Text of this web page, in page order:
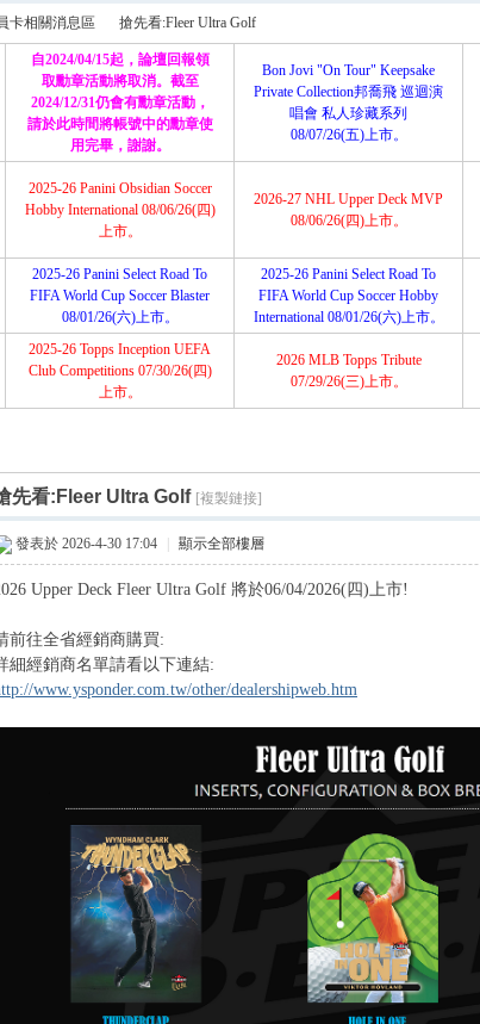
索
卡相關消息區
›
搶先看:Fleer Ultra Golf
自2024/04/15起，論壇回報領
取勳章活動將取消。截至
2024/12/31仍會有勳章活動，
請於此時間將帳號中的勳章使
用完畢，謝謝。
Bon Jovi "On Tour" Keepsake
Private Collection邦喬飛 巡迴演
唱會 私人珍藏系列
08/07/26(五)上市。
2025-26 Panini Obsidian Soccer
Hobby International 08/06/26(四)
上市。
2026-27 NHL Upper Deck MVP
08/06/26(四)上市。
2025-26 Panini Select Road To
FIFA World Cup Soccer Blaster
08/01/26(六)上市。
2025-26 Panini Select Road To
FIFA World Cup Soccer Hobby
International 08/01/26(六)上市。
2025-26 Topps Inception UEFA
Club Competitions 07/30/26(四)
上市。
2026 MLB Topps Tribute
07/29/26(三)上市。
先看:Fleer Ultra Golf [複製鏈接]
發表於 2026-4-30 17:04 顯示全部樓層
Upper Deck Fleer Ultra Golf 將於06/04/2026(四)上市!
前往全省經銷商購買:
細經銷商名單請看以下連結:
www.ysponder.com.tw/other/dealershipweb.htm